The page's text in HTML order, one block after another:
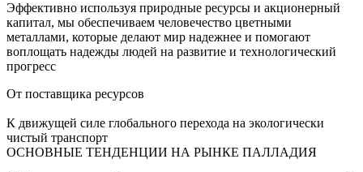
Эффективно используя природные ресурсы и акционерный
капитал, мы обеспечиваем человечество цветными
металлами, которые делают мир надежнее и помогают
воплощать надежды людей на развитие и технологический
прогресс
От поставщика ресурсов
К движущей силе глобального перехода на экологически
чистый транспорт
ОСНОВНЫЕ ТЕНДЕНЦИИ НА РЫНКЕ ПАЛЛАДИЯ